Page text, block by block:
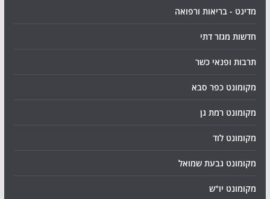
מדינט - בריאות ורפואה
חדשות מגזר דתי
תרבות ופנאי כשר
מקומונט כפר סבא
מקומונט רמת גן
מקומונט לוד
מקומונט גבעת שמואל
מקומונט יו"ש